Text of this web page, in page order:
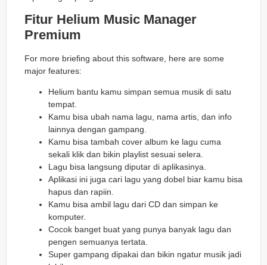
Fitur Helium Music Manager
Premium
For more briefing about this software, here are some
major features:
Helium bantu kamu simpan semua musik di satu
tempat.
Kamu bisa ubah nama lagu, nama artis, dan info
lainnya dengan gampang.
Kamu bisa tambah cover album ke lagu cuma
sekali klik dan bikin playlist sesuai selera.
Lagu bisa langsung diputar di aplikasinya.
Aplikasi ini juga cari lagu yang dobel biar kamu bisa
hapus dan rapiin.
Kamu bisa ambil lagu dari CD dan simpan ke
komputer.
Cocok banget buat yang punya banyak lagu dan
pengen semuanya tertata.
Super gampang dipakai dan bikin ngatur musik jadi